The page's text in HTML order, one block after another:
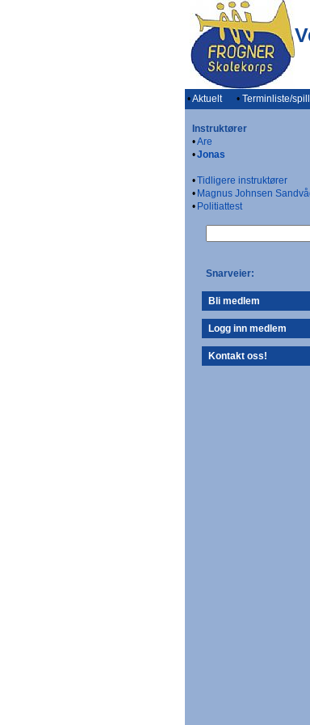
•Aktuelt • Terminliste/
Instruktører
•Are
•Jonas
•Tidligere instruktører
• Magnus Johnsen
• Politiattest
Snarveier:
Bli medlem
Logg inn medlem
Kontakt oss!